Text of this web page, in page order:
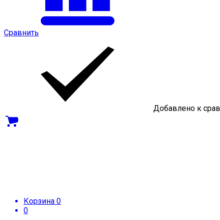
Сравнить
Добавлено к
Корзина 0
0